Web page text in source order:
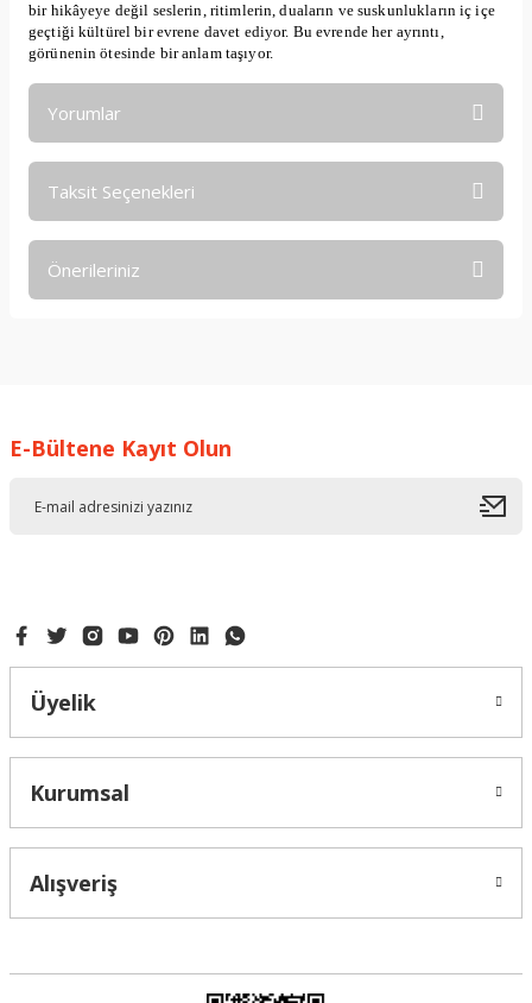
bir hikâyeye değil seslerin, ritimlerin, duaların ve suskunlukların iç içe
geçtiği kültürel bir evrene davet ediyor. Bu evrende her ayrıntı,
görünenin ötesinde bir anlam taşıyor.
Yorumlar
Taksit Seçenekleri
Önerileriniz
Ürün resmi kalitesiz, bozuk veya görüntülenemiyor.
E-Bültene Kayıt Olun
Üyelik
Kurumsal
Alışveriş